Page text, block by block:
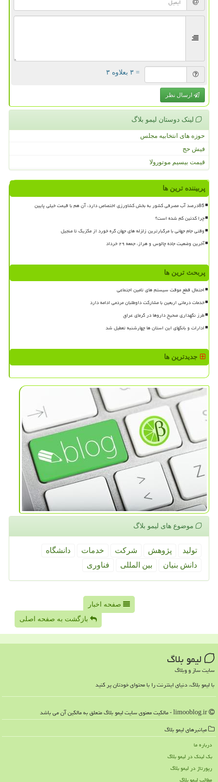
= ۳ بعلاوه ۳
ارسال نظر
لینک دوستان لیمو بلاگ
حوزه های انتخابیه مجلس
فیش حج
قیمت بیسیم موتورولا
پربیننده ترین ها
85درصد آب مصرفی کشور به بخش کشاورزی اختصاص دارد، آن هم با قیمت خیلی پایین
چرا کدئین کم شده است؟
وقتی جام جهانی با مرگبارترین زلزله های جهان گره خورد از مکزیک تا منجیل
آخرین وضعیت جاده چالوس و هراز، جمعه ۲۹ خرداد
پربحث ترین ها
احتمال قطع موقت سیستم های تامین اجتماعی
خدمات درمانی اربعین با مشارکت داوطلبان مردمی ادامه دارد
طرز نگهداری صحیح داروها در گرمای عراق
ادارات و بانکهای این استان ها چهارشنبه تعطیل شد
جدیدترین ها
موضوع های لیمو بلاگ
تولید پژوهش شركت خدمات
دانشگاه
دانش بنیان
بین المللی فناوری
صفحه اخبار
بازگشت به صفحه اصلی
لیمو بلاگ
سایت ساز و وبلاگ
با لیمو بلاگ، دنیای اینترنت را با محتوای خودتان پر کنید
میانبرهای لیمو بلاگ
درباره ما
بک لینک در لیمو بلاگ
رپورتاژ در لیمو بلاگ
مطالب لیمو بلاگ